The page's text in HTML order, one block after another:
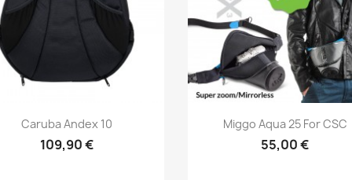
Aperçu rapide
Caruba Andex 10
109,90 €
Aperçu rapide
Miggo Aqua 25 For CSC
55,00 €